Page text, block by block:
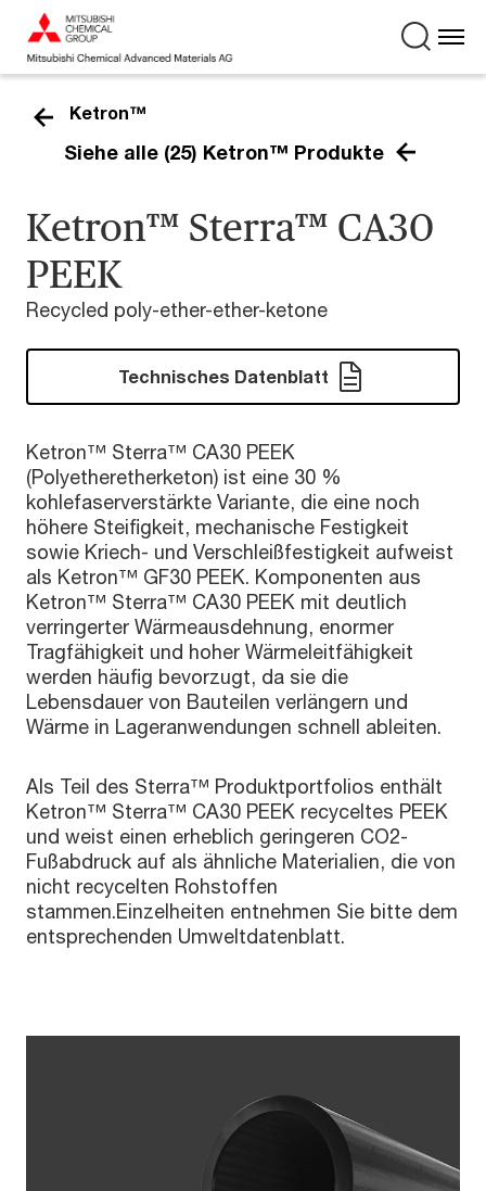
Ketron™
Siehe alle (25) Ketron™ Produkte
Ketron™ Sterra™ CA30
PEEK
Recycled poly-ether-ether-ketone
Technisches Datenblatt
Ketron™ Sterra™ CA30 PEEK
(Polyetheretherketon) ist eine 30 %
kohlefaserverstärkte Variante, die eine noch
höhere Steifigkeit, mechanische Festigkeit
sowie Kriech- und Verschleißfestigkeit aufweist
als Ketron™ GF30 PEEK. Komponenten aus
Ketron™ Sterra™ CA30 PEEK mit deutlich
verringerter Wärmeausdehnung, enormer
Tragfähigkeit und hoher Wärmeleitfähigkeit
werden häufig bevorzugt, da sie die
Lebensdauer von Bauteilen verlängern und
Wärme in Lageranwendungen schnell ableiten.
Als Teil des Sterra™ Produktportfolios enthält
Ketron™ Sterra™ CA30 PEEK recyceltes PEEK
und weist einen erheblich geringeren CO2-
Fußabdruck auf als ähnliche Materialien, die von
nicht recycelten Rohstoffen
stammen.Einzelheiten entnehmen Sie bitte dem
entsprechenden Umweltdatenblatt.